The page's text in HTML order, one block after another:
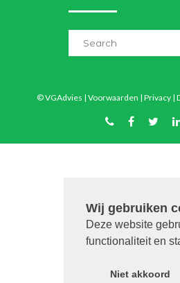
Wij gebruiken
Deze website
functionaliteit en
Niet akkoord
© VGAdvies | Voorwaarden | Privacy|